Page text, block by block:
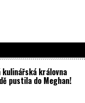
kulinářská královna
pustila do Meghan!